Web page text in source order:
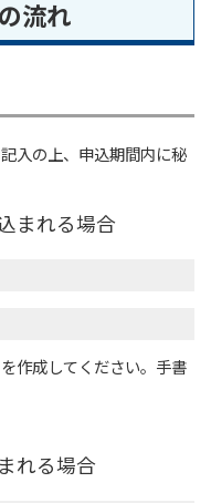
流れ
入の上、申込期間内に秘
まれる場合
作成してください。手書
れる場合